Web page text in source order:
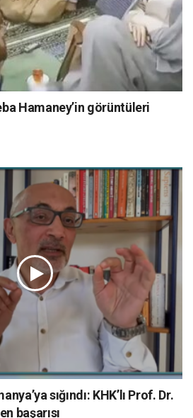
Hamaney’in görüntüleri
sığındı: KHK’lı Prof. Dr.
başarısı